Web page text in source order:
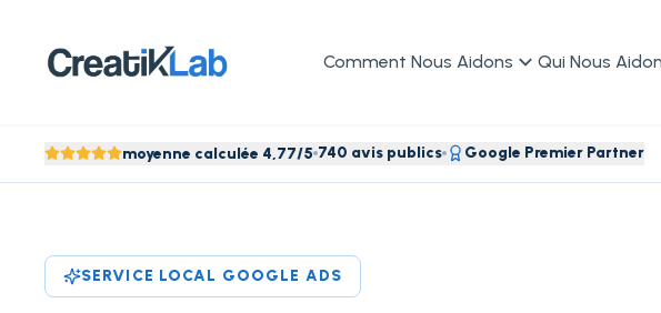
Comment Nous Aidons Qui Nous
moyenne calculée 4,77/5 740 avis publics Google Premier Partner
SERVICE LOCAL GOOGLE ADS